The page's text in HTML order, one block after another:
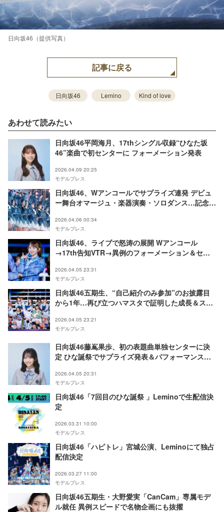
日向坂46（提供写真）
記事に戻る
日向坂46 Lemino Kind of love
あわせて読みたい
日向坂46平岡海月、17thシングル収録“ひなた坂
46”楽曲で初センターに フォーメーション発表
2026.04.09 20:25
モデルプレス
日向坂46、Wアンコールでサプライズ連発 デビュ
ー舞台オマージュ・楽器演奏・ソロダンス…記念ラ
スト】
2026.04.06 00:34
モデルプレス
日向坂46、ライブで怒涛の展開 Wアンコール
→17th告知VTR→異例のフォーメーション＆セン
「サプライズすぎて腰抜かした」の声【7回目のひ
な誕祭】
2026.04.05 23:31
モデルプレス
日向坂46五期生、“自己紹介のみ参加”のお披露目
から1年…再び立つハマスタで証明した成長＆ステ
2026.04.05 23:21
モデルプレス
日向坂46藤嶌果歩、初の表題曲単独センターに決
定 ひな誕祭でサプライズ発表＆パフォーマンスに
2026.04.05 20:31
モデルプレス
日向坂46「7回目のひな誕祭 」Leminoで生配信決
定
2026.03.31 10:00
モデルプレス
日向坂46「ハピトレ」宮城公演、Leminoにて独占
配信決定
2026.03.27 11:00
モデルプレス
日向坂46五期生・大野愛実「CanCam」専属モデ
ル就任 異例スピードで名物企画にも抜擢